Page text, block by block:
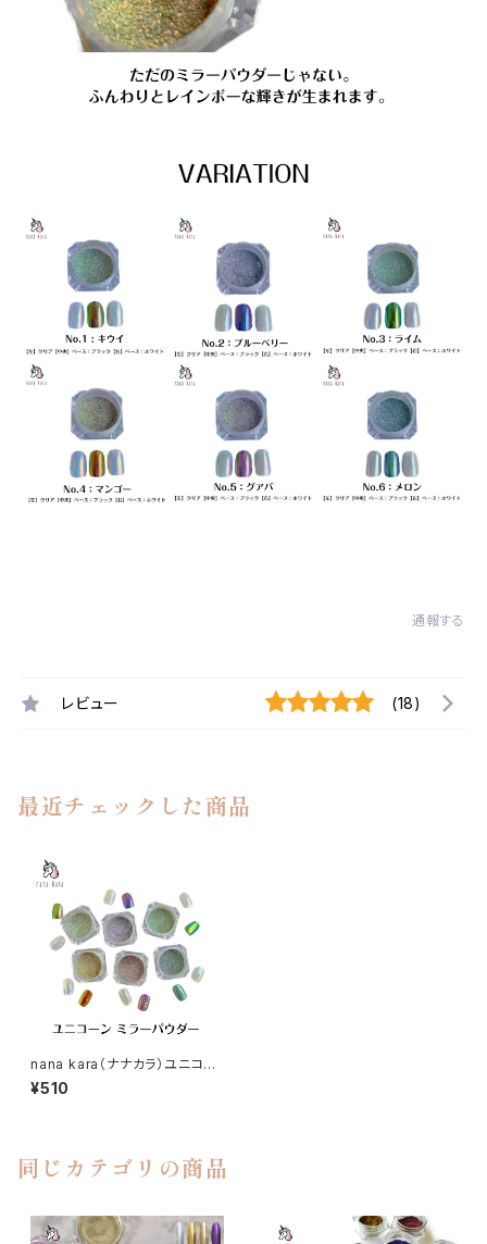
通報する
レビュー (18)
最近チェックした商品
nana kara（ナナカラ）ユニコー
ン ミラーパウダー
¥510
同じカテゴリの商品